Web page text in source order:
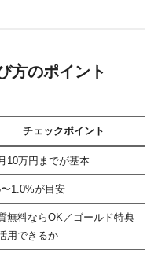
方のポイント
チェックポイント
10万円までが基本
1.0%が目安
無料ならOK／ゴールド特典
用できるか